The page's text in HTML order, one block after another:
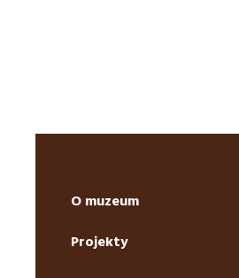
O muzeum
Projekty